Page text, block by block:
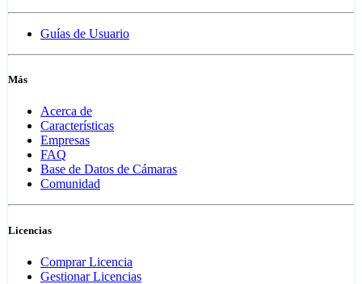
Guías de Usuario
Más
Acerca de
Características
Empresas
FAQ
Base de Datos de Cámaras
Comunidad
Licencias
Comprar Licencia
Gestionar Licencias